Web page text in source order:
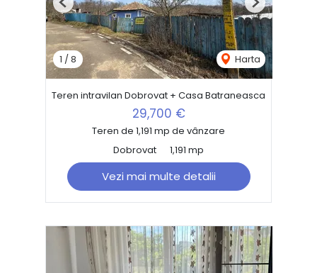
1 /8 Harta
Previous Next
Teren intravilan Dobrovat + Casa Batraneasca
29,700 €
Teren de 1,191 mp de vânzare
Dobrovat
1,191 mp
Vezi mai multe detalii